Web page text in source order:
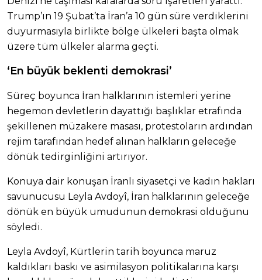
Trump’ın 19 Şubat’ta İran’a 10 gün süre verdiklerini
duyurmasıyla birlikte bölge ülkeleri başta olmak
üzere tüm ülkeler alarma geçti.
‘En büyük beklenti demokrasi’
Süreç boyunca İran halklarının istemleri yerine
hegemon devletlerin dayattığı başlıklar etrafında
şekillenen müzakere masası, protestoların ardından
rejim tarafından hedef alınan halkların geleceğe
dönük tedirginliğini artırıyor.
Konuya dair konuşan İranlı siyasetçi ve kadın hakları
savunucusu Leyla Avdoyî, İran halklarının geleceğe
dönük en büyük umudunun demokrasi olduğunu
söyledi.
Leyla Avdoyî, Kürtlerin tarih boyunca maruz
kaldıkları baskı ve asimilasyon politikalarına karşı